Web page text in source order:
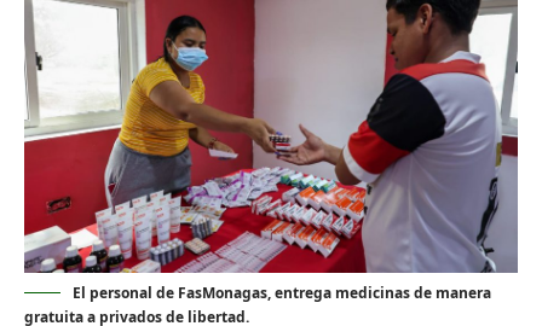
El personal de FasMonagas, entrega medicinas de manera
gratuita a privados de libertad.